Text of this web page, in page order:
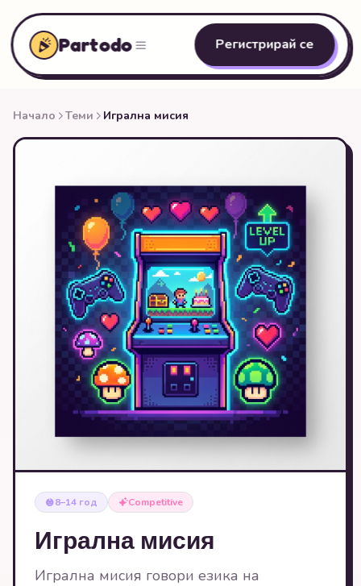
Partodo Регистрирай се
Начало Теми Игрална мисия
8–14 год Competitive
Игрална мисия
Игрална мисия говори езика на